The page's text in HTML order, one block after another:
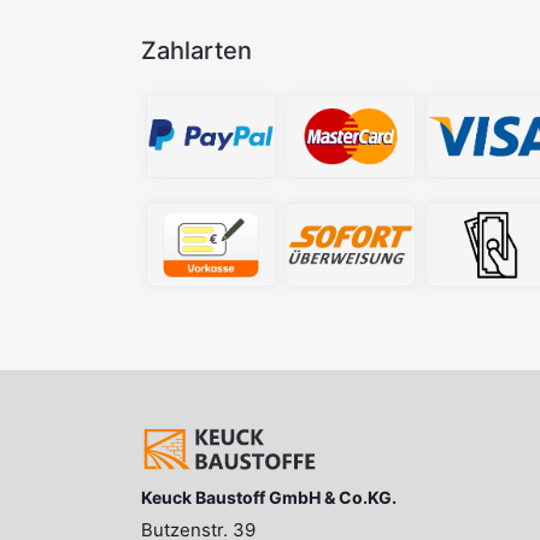
Zahlarten
Keuck Baustoff GmbH & Co.KG.
Butzenstr. 39